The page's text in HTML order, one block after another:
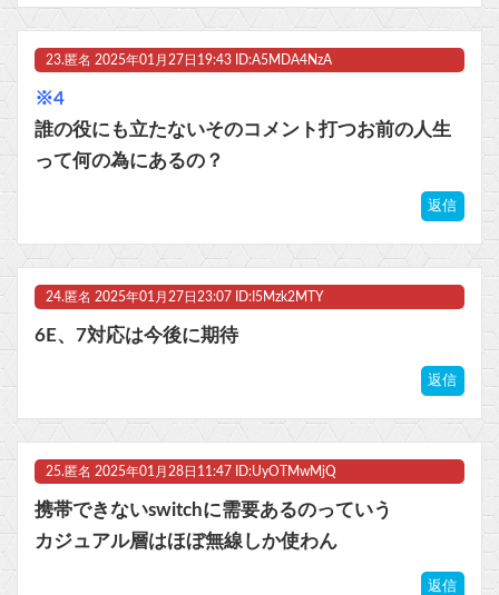
23. 匿名 2025年01月27日19:43 ID:A5MDA4NzA
※4
誰の役にも立たないそのコメント打つお前の人生
って何の為にあるの？
返信
24. 匿名 2025年01月27日23:07 ID:I5Mzk2MTY
6E、7対応は今後に期待
返信
25. 匿名 2025年01月28日11:47 ID:UyOTMwMjQ
携帯できないswitchに需要あるのっていう
カジュアル層はほぼ無線しか使わん
返信